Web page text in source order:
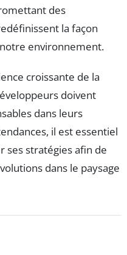
des
la façon
environnement.
croissante de la
doivent
dans leurs
il est essentiel
ses stratégies afin de
dans le paysage